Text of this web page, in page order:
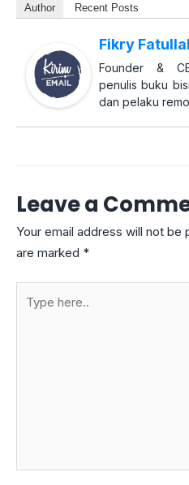
Author Recent Posts
Fikry
Founder &
penulis buku
dan pelaku
Leave a
Your email address will not be
are marked *
here..